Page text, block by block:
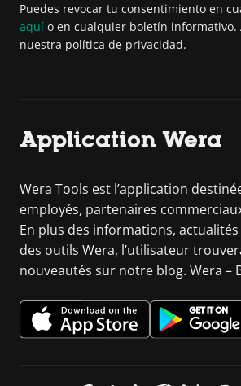
Puedes revocar tu consentimiento en
aquí o en cualquier boletín informativo.
nuestra política de privacidad.
Application Wera
Wera Tools est l’application
employés, partenaires
En plus des informations,
des outils Wera, l’utilisateur
nouveautés sur notre blog. Wera –